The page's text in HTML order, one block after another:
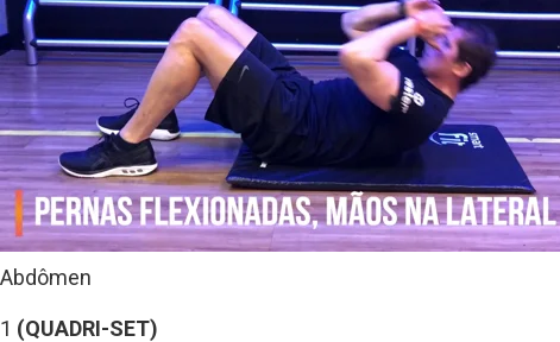
Abdômen
1 (QUADRI-SET)